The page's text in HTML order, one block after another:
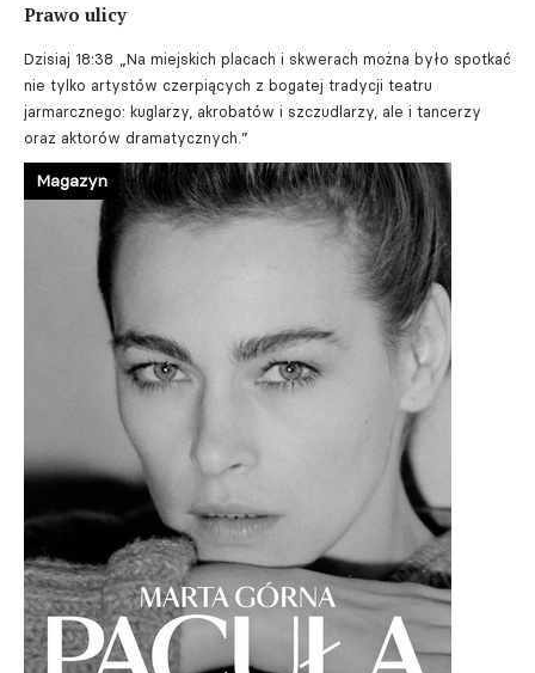
Prawo ulicy
Dzisiaj 18:38
„Na miejskich placach i skwerach można było spotkać
nie tylko artystów czerpiących z bogatej tradycji teatru
jarmarcznego: kuglarzy, akrobatów i szczudlarzy, ale i tancerzy
oraz aktorów dramatycznych.”
Magazyn